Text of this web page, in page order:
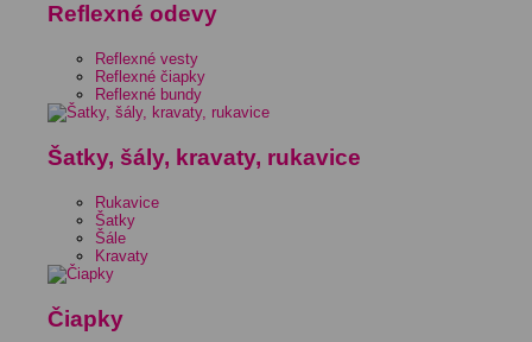
Reflexné odevy
Reflexné vesty
Reflexné čiapky
Reflexné bundy
Šatky, šály, kravaty, rukavice
Rukavice
Šatky
Šále
Kravaty
Čiapky